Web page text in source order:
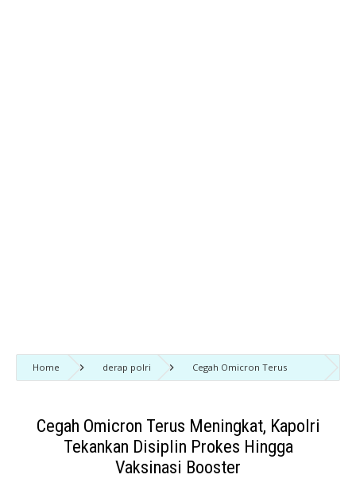
Home derap polri
Cegah Omicron Terus
Meningkat, Kapolri Tekankan Disiplin Prokes Hingga Vaksinasi Booster
Cegah Omicron Terus Meningkat, Kapolri
Tekankan Disiplin Prokes Hingga
Vaksinasi Booster